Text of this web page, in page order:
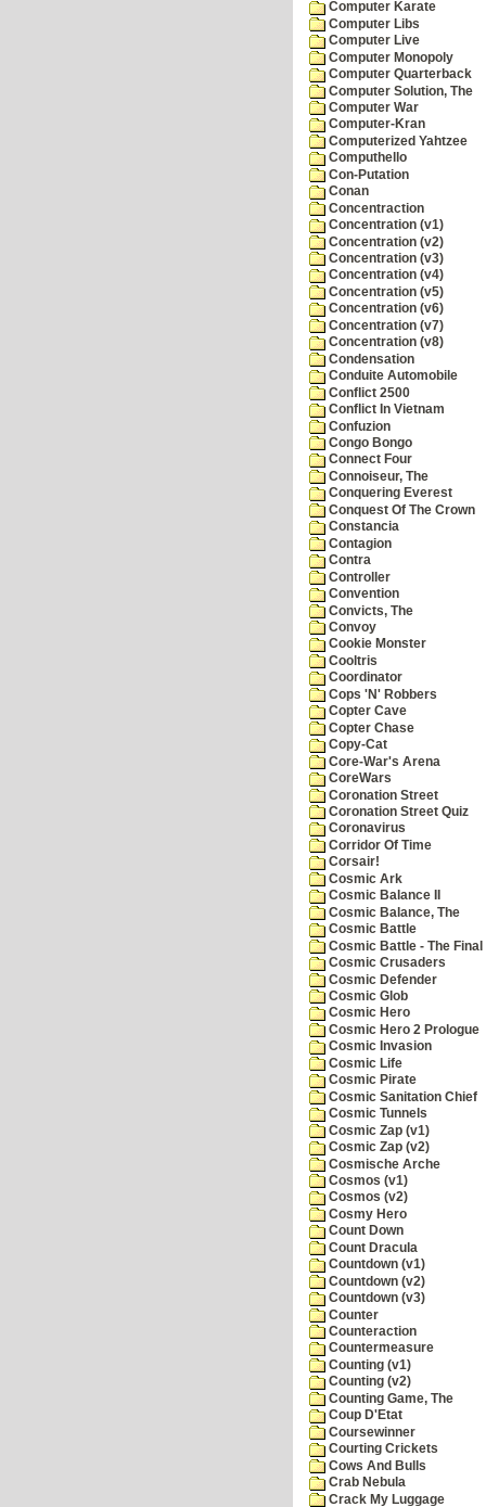
Computer Karate
Computer Libs
Computer Live
Computer Monopoly
Computer Quarterback
Computer Solution, The
Computer War
Computer-Kran
Computerized Yahtzee
Computhello
Con-Putation
Conan
Concentraction
Concentration (v1)
Concentration (v2)
Concentration (v3)
Concentration (v4)
Concentration (v5)
Concentration (v6)
Concentration (v7)
Concentration (v8)
Condensation
Conduite Automobile
Conflict 2500
Conflict In Vietnam
Confuzion
Congo Bongo
Connect Four
Connoiseur, The
Conquering Everest
Conquest Of The Crown
Constancia
Contagion
Contra
Controller
Convention
Convicts, The
Convoy
Cookie Monster
Cooltris
Coordinator
Cops 'N' Robbers
Copter Cave
Copter Chase
Copy-Cat
Core-War's Arena
CoreWars
Coronation Street
Coronation Street Quiz
Coronavirus
Corridor Of Time
Corsair!
Cosmic Ark
Cosmic Balance II
Cosmic Balance, The
Cosmic Battle
Cosmic Battle - The
Cosmic Crusaders
Cosmic Defender
Cosmic Glob
Cosmic Hero
Cosmic Hero 2 Prologue
Cosmic Invasion
Cosmic Life
Cosmic Pirate
Cosmic Sanitation Chief
Cosmic Tunnels
Cosmic Zap (v1)
Cosmic Zap (v2)
Cosmische Arche
Cosmos (v1)
Cosmos (v2)
Cosmy Hero
Count Down
Count Dracula
Countdown (v1)
Countdown (v2)
Countdown (v3)
Counter
Counteraction
Countermeasure
Counting (v1)
Counting (v2)
Counting Game, The
Coup D'Etat
Coursewinner
Courting Crickets
Cows And Bulls
Crab Nebula
Crack My Luggage